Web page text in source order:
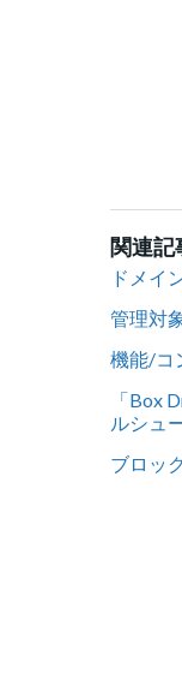
関連記
ドメイ
管理対
機能/コ
「Box
ルシュ
ブロッ